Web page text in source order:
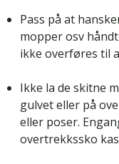
Pass på at
mopper osv
ikke overføres til
Ikke la de skitne
gulvet eller på
eller poser.
overtrekkssko